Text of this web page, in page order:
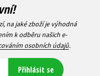
na jaké zboží je výhodná
k odběru našich e-
osobních údajů.
Přihlásit se